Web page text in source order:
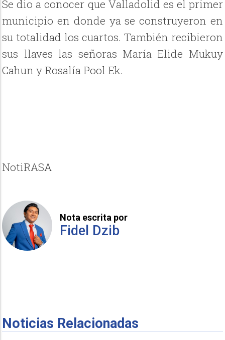
Se dio a conocer que Valladolid es el primer
municipio en donde ya se construyeron en
su totalidad los cuartos. También recibieron
sus llaves las señoras María Elide Mukuy
Cahun y Rosalía Pool Ek.
NotiRASA
Nota escrita por
Fidel Dzib
Noticias Relacionadas